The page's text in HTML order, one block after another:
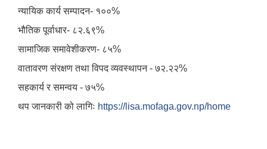
न्यायिक कार्य सम्पादन- १००%
भौतिक पूर्वाधार- ८२.६९%
सामाजिक समावेशीकरण- ८५%
वातावरण संरक्षण तथा विपद व्यवस्थापन - ७२.२२%
सहकार्य र समन्वय - ७५%
थप जानकारी को लागिः https://lisa.mofaga.gov.np/home